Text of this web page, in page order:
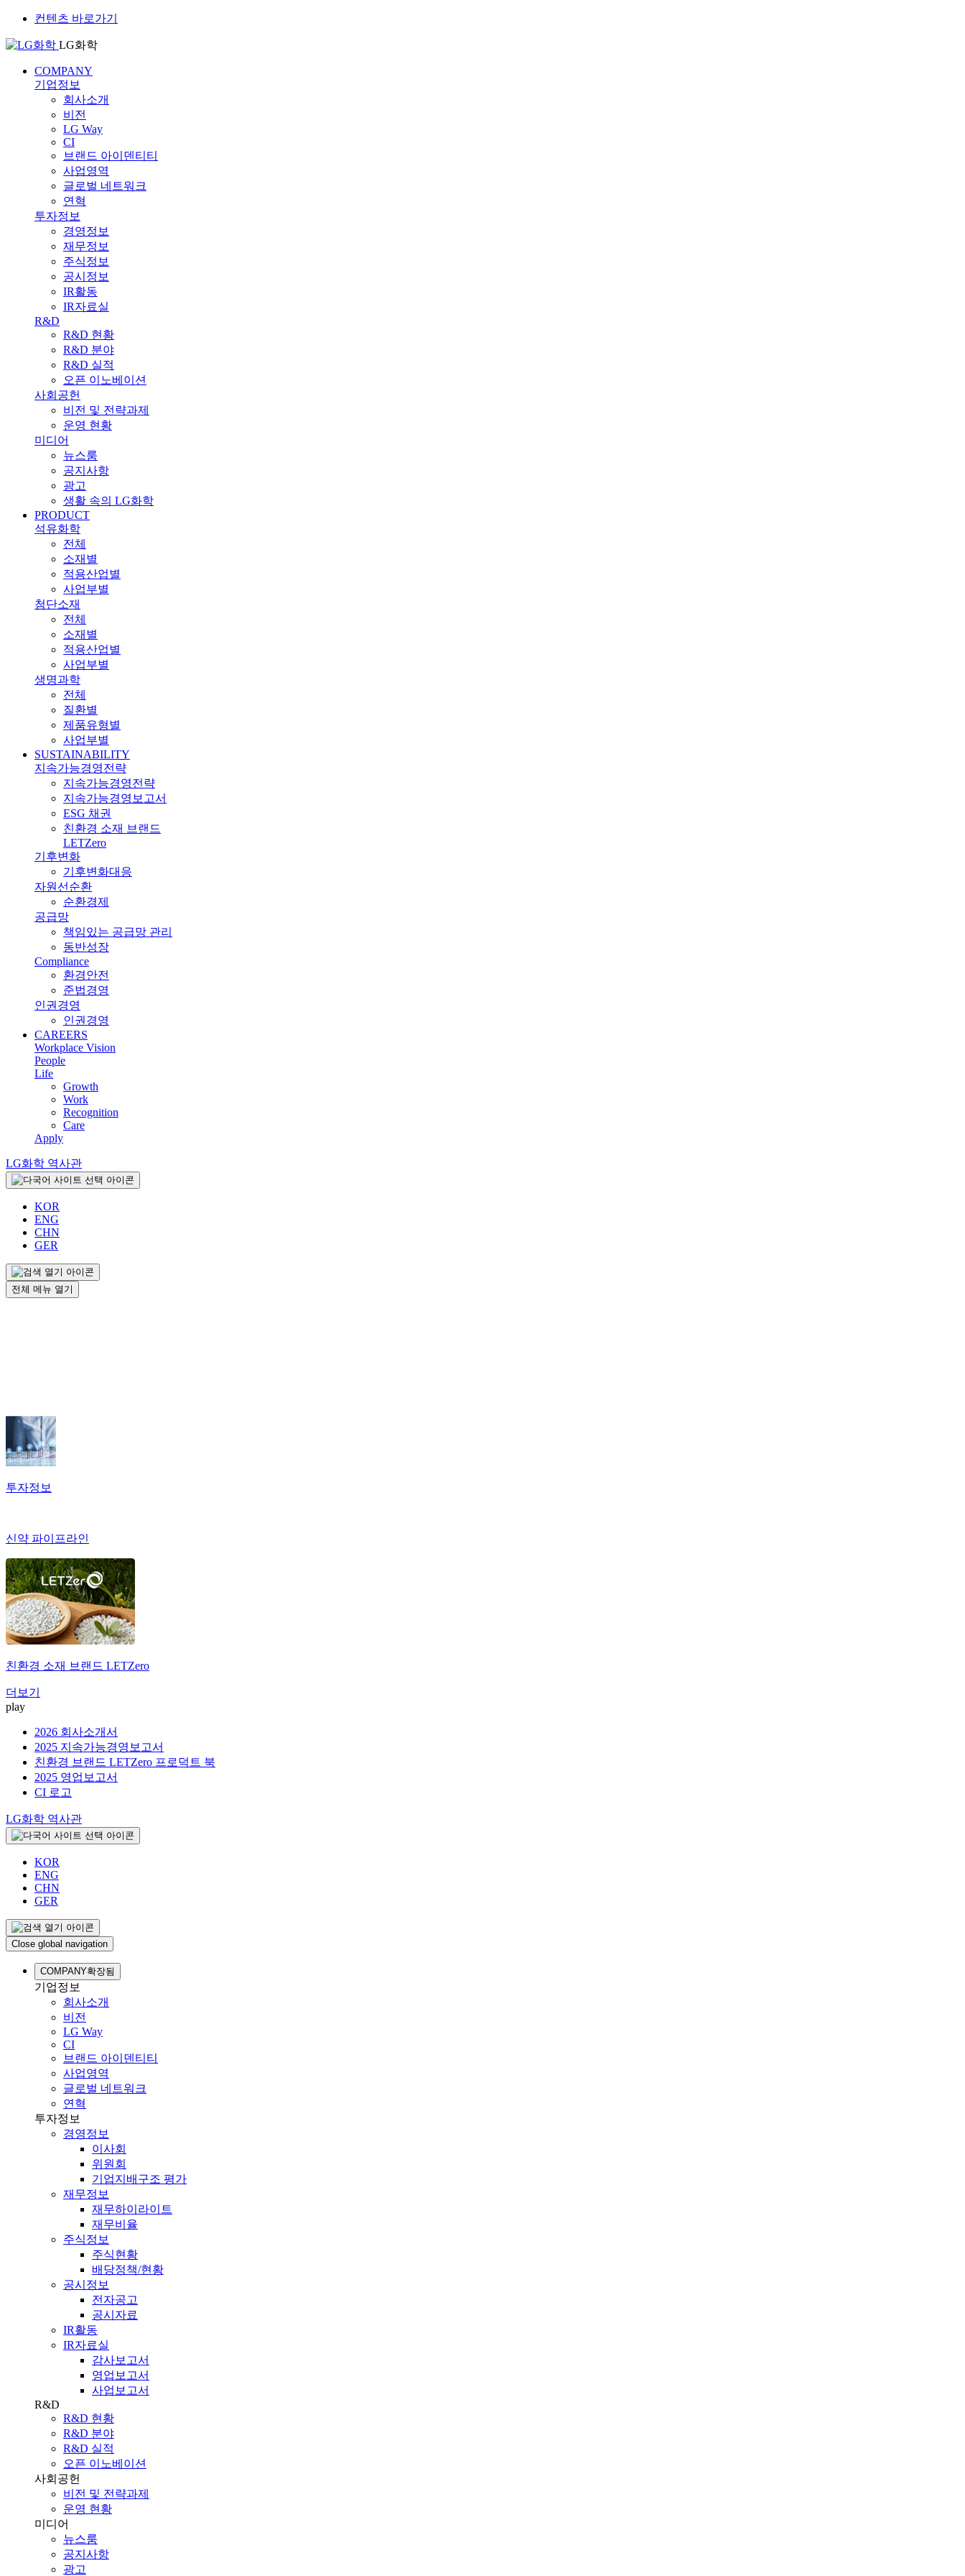
컨텐츠 바로가기
LG화학
COMPANY
기업정보
회사소개
비전
LG Way
CI
브랜드 아이덴티티
사업영역
글로벌 네트워크
연혁
투자정보
경영정보
재무정보
주식정보
공시정보
IR활동
IR자료실
R&D
R&D 현황
R&D 분야
R&D 실적
오픈 이노베이션
사회공헌
비전 및 전략과제
운영 현황
미디어
뉴스룸
공지사항
광고
생활 속의 LG화학
PRODUCT
석유화학
전체
소재별
적용산업별
사업부별
첨단소재
전체
소재별
적용산업별
사업부별
생명과학
전체
질환별
제품유형별
사업부별
SUSTAINABILITY
지속가능경영전략
지속가능경영전략
지속가능경영보고서
ESG 채권
친환경 소재 브랜드
LETZero
기후변화
기후변화대응
자원선순환
순환경제
공급망
책임있는 공급망 관리
동반성장
Compliance
환경안전
준법경영
인권경영
인권경영
CAREERS
Workplace Vision
People
Life
Growth
Work
Recognition
Care
Apply
LG화학 역사관
KOR
ENG
CHN
GER
전체 메뉴 열기
투자정보
신약 파이프라인
친환경 소재 브랜드 LETZero
더보기
play
2026 회사소개서
2025 지속가능경영보고서
친환경 브랜드 LETZero 프로덕트 북
2025 영업보고서
CI 로고
LG화학 역사관
KOR
ENG
CHN
GER
Close global navigation
COMPANY확장됨
기업정보
회사소개
비전
LG Way
CI
브랜드 아이덴티티
사업영역
글로벌 네트워크
연혁
투자정보
경영정보
이사회
위원회
기업지배구조 평가
재무정보
재무하이라이트
재무비율
주식정보
주식현황
배당정책/현황
공시정보
전자공고
공시자료
IR활동
IR자료실
감사보고서
영업보고서
사업보고서
R&D
R&D 현황
R&D 분야
R&D 실적
오픈 이노베이션
사회공헌
비전 및 전략과제
운영 현황
미디어
뉴스룸
공지사항
광고